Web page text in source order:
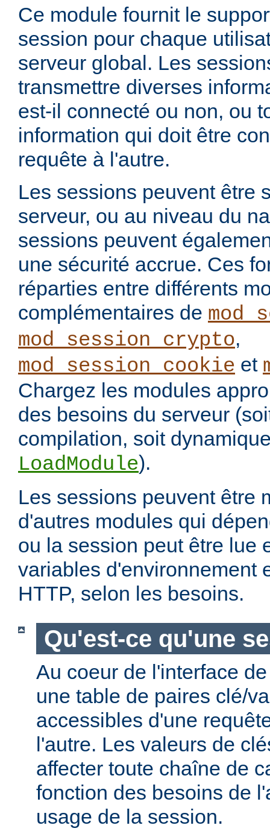
Ce module fournit le
session pour chaque
serveur global. Les
transmettre diverses
est-il connecté ou non, ou
information qui doit être
requête à l'autre.
Les sessions peuvent être
serveur, ou au niveau du
sessions peuvent
une sécurité accrue. Ces
réparties entre différents
complémentaires de
mod_session_crypto,
mod_session_cookie et
Chargez les modules
des besoins du serveur
compilation, soit
LoadModule).
Les sessions peuvent être
d'autres modules qui
ou la session peut être lue
variables d'environnement
HTTP, selon les besoins.
Qu'est-ce qu'une
Au coeur de l'interface
une table de paires clé/
accessibles d'une
l'autre. Les valeurs de
affecter toute chaîne de
fonction des besoins de
usage de la session.